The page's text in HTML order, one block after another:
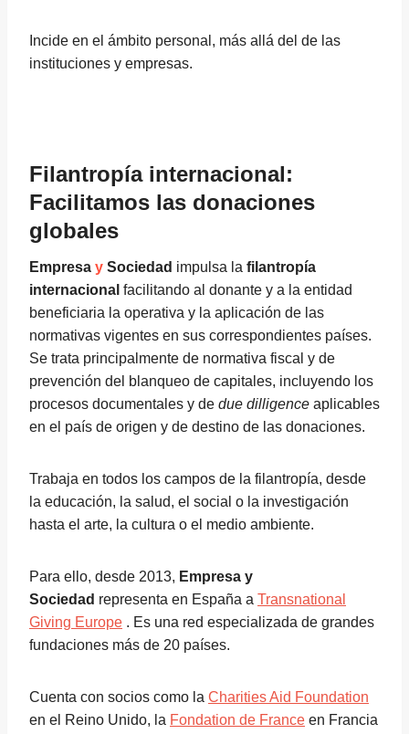
Incide en el ámbito personal, más allá del de las
instituciones y empresas.
Filantropía internacional:
Facilitamos las donaciones
globales
Empresa y Sociedad impulsa la filantropía
internacional facilitando al donante y a la entidad
beneficiaria la operativa y la aplicación de las
normativas vigentes en sus correspondientes países.
Se trata principalmente de normativa fiscal y de
prevención del blanqueo de capitales, incluyendo los
procesos documentales y de due dilligence aplicables
en el país de origen y de destino de las donaciones.
Trabaja en todos los campos de la filantropía, desde
la educación, la salud, el social o la investigación
hasta el arte, la cultura o el medio ambiente.
Para ello, desde 2013, Empresa y
Sociedad representa en España a Transnational
Giving Europe . Es una red especializada de grandes
fundaciones más de 20 países.
Cuenta con socios como la Charities Aid Foundation
en el Reino Unido, la Fondation de France en Francia